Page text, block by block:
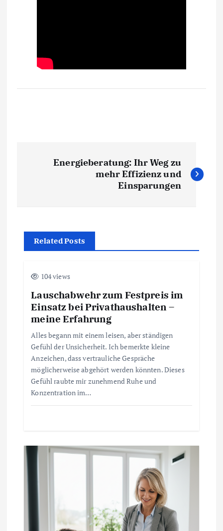
t
r
g
a
Energieberatung: Ihr Weg zu
mehr Effizienz und
Einsparungen
Related Posts
104 views
Lauschabwehr zum Festpreis im
Einsatz bei Privathaushalten –
meine Erfahrung
Alles begann mit einem leisen, aber ständigen
Gefühl der Unsicherheit. Ich bemerkte kleine
Anzeichen, dass vertrauliche Gespräche
möglicherweise abgehört werden könnten. Dieses
Gefühl raubte mir zunehmend Ruhe und
Konzentration im…